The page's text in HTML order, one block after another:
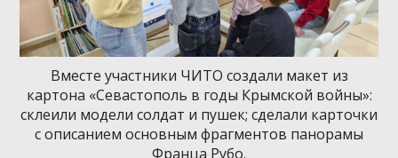
Вместе участники ЧИТО создали макет из
картона «Севастополь в годы Крымской войны»:
склеили модели солдат и пушек; сделали карточки
с описанием основным фрагментов панорамы
Франца Рубо.